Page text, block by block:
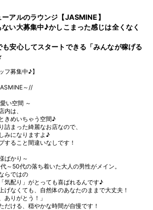
アルのラウンジ【JASMINE】
ない大募集中♪かしこまった感じは全くなく
安心してスタートできる「みんなが稼げる
フ募集中♪】
～//
い空間 ～
内は、
きめいちゃう空間♪
詰まった綺麗なお店なので、
みになりますよ♪
すること間違いなしです！
ばかり～
～50代の落ち着いた大人の男性がメイン。
らではの
気配り」がとっても喜ばれるんです♪
げなくても、自然体のあなたのままで大丈夫！
ありがとう！」
だける、穏やかな時間が自慢です！